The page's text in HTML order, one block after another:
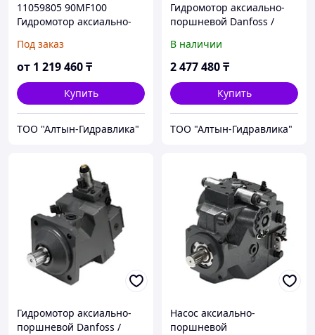
11059805 90MF100
Гидромотор аксиально-
Sauer-Danfoss (Acros,
Vector)
Под заказ
от 1 219 460₸
Купить
ТОО "Алтын-Гидравлика"
Гидромотор аксиально-
поршневой Danfoss /
В наличии
2 477 480₸
Купить
ТОО "Алтын-Гидравлика"
Гидромотор аксиально-
поршневой Danfoss /
Насос аксиально-
поршневой